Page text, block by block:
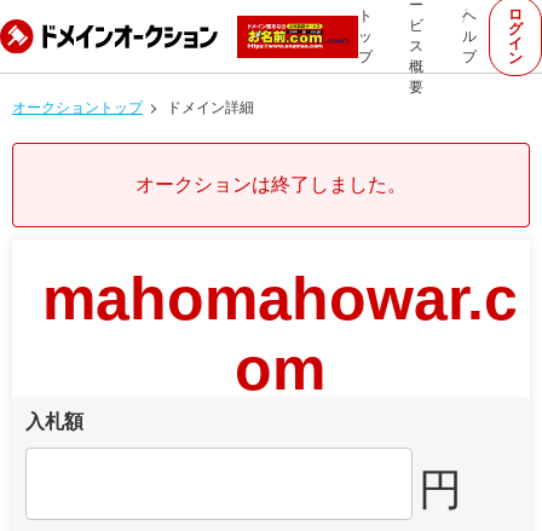
ト
ッ
プ
ー
ビ
ス
概
要
ヘ
ル
プ
ロ
グ
イ
ン
オークショントップ ドメイン詳細
オークションは終了しました。
mahomahowar.c
om
入札額
円